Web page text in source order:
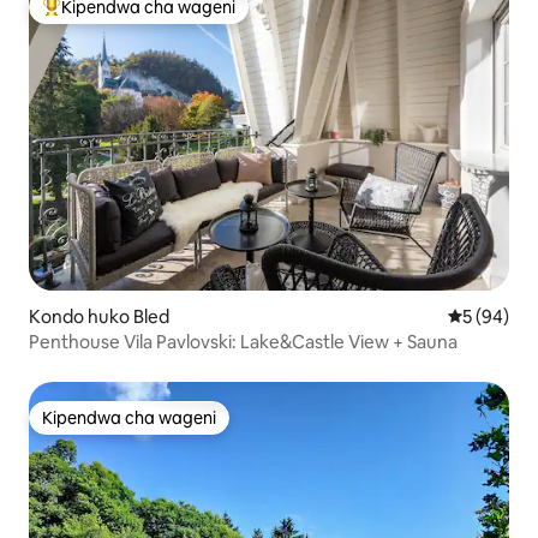
Kipendwa maarufu cha wageni
Kipendwa cha wageni
Kondo huko Bled Ukadiriaji
5 (94)
Penthouse Vila Pavlovski: Lake&Castle View + Sauna
Kipendwa cha wageni
Kipendwa cha wageni